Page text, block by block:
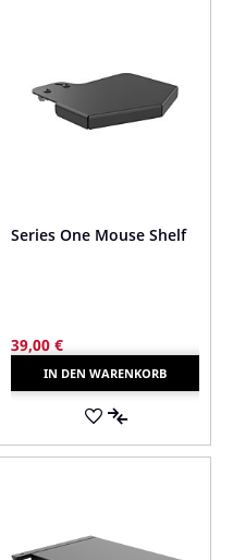
Series One Mouse Shelf
39,00 €
IN DEN WARENKORB
AUF
DEN
AUF